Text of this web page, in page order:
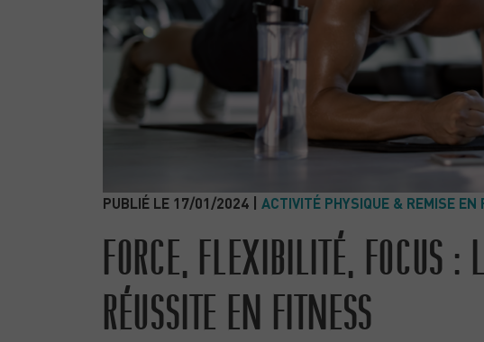
PUBLIÉ LE 17/01/2024 | ACTIVITÉ PHYSIQUE & REMISE EN
FORCE, FLEXIBILITÉ, FOCUS :
RÉUSSITE EN FITNESS